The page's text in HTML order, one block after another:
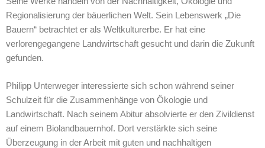
Regionalisierung der bäuerlichen Welt. Sein Lebenswerk „Die
Bauern“ betrachtet er als Weltkulturerbe. Er hat eine
verlorengegangene Landwirtschaft gesucht und darin die Zukunft
gefunden.
Philipp Unterweger interessierte sich schon während seiner
Schulzeit für die Zusammenhänge von Ökologie und
Landwirtschaft. Nach seinem Abitur absolvierte er den Zivildienst
auf einem Biolandbauernhof. Dort verstärkte sich seine
Überzeugung in der Arbeit mit guten und nachhaltigen